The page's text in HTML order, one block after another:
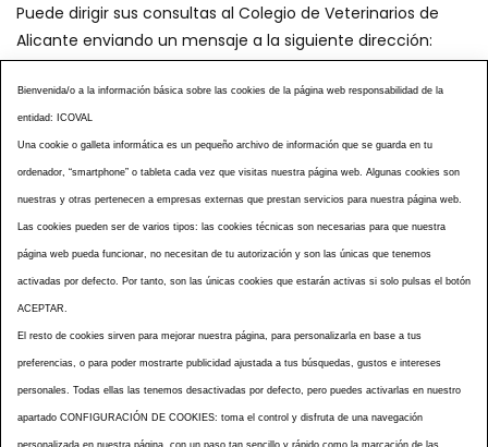
Puede dirigir sus consultas al Colegio de Veterinarios de
Alicante enviando un mensaje a la siguiente dirección:
secretaria@icoval.org
¿SABÍAS QUÉ?
CENTROS VETERINARIOS
TABLÓN ANUNCIOS
CURSOS Y EVENTOS
TÉRMINOS Y CONDICIONES
ESPECIAL COVID 19
NOTICIAS
ACCESIBILIDAD
AVISO LEGAL
POLÍTICA PRIVACIDAD
POLÍTICA DE COOKIES
NOTICIAS ICOVAL
NOTICIAS OCV
Bienvenida/o a la información básica sobre las cookies de la página web responsabilidad de la
entidad: ICOVAL
Una cookie o galleta informática es un pequeño archivo de información que se guarda en tu
ordenador, “smartphone” o tableta cada vez que visitas nuestra página web. Algunas cookies son
nuestras y otras pertenecen a empresas externas que prestan servicios para nuestra página web.
Las cookies pueden ser de varios tipos: las cookies técnicas son necesarias para que nuestra
página web pueda funcionar, no necesitan de tu autorización y son las únicas que tenemos
activadas por defecto. Por tanto, son las únicas cookies que estarán activas si solo pulsas el botón
ACEPTAR.
El resto de cookies sirven para mejorar nuestra página, para personalizarla en base a tus
preferencias, o para poder mostrarte publicidad ajustada a tus búsquedas, gustos e intereses
personales. Todas ellas las tenemos desactivadas por defecto, pero puedes activarlas en nuestro
apartado CONFIGURACIÓN DE COOKIES: toma el control y disfruta de una navegación
personalizada en nuestra página, con un paso tan sencillo y rápido como la marcación de las